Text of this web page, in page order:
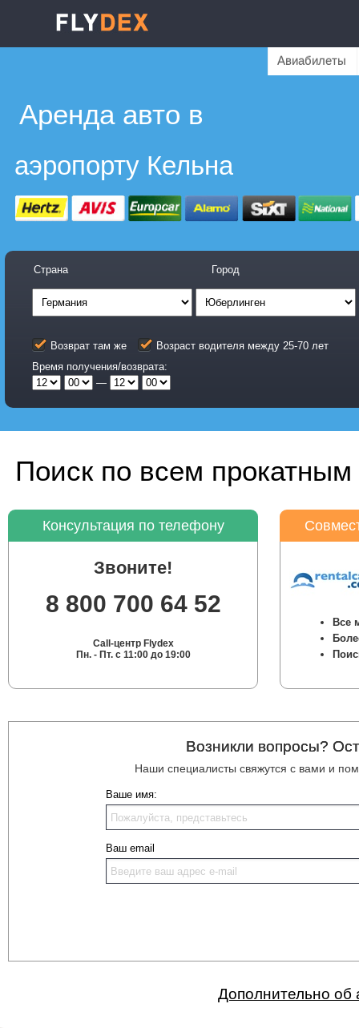
Авиабилеты
Аренда авто в
аэропорту Кельна
Страна Город
Возврат там же
Возраст водителя между 25-70 лет
Время получения/возврата:
—
Поиск по всем
Консультация по телефону
Звоните!
8 800 700 64 52
Call-центр Flydex
Пн. - Пт. с 11:00 до 19:00
Все
Возникли вопросы?
Наши специалисты свяжутся с вами и
Ваше имя:
Ваш email
Дополнительно об